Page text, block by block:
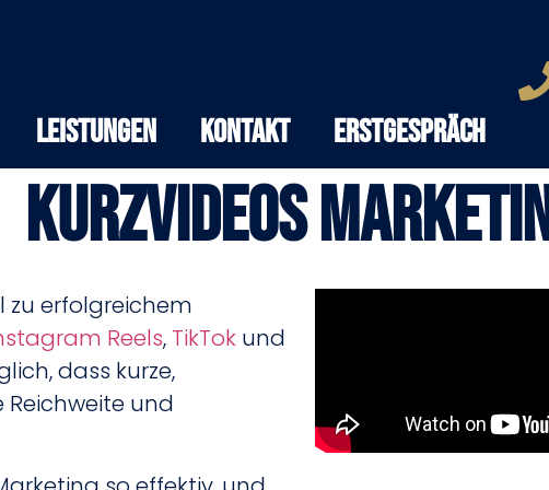
Leistungen Kontakt Erstgespräch
Kurzvideos
zu erfolgreichem
Reels, TikTok und
dass kurze,
und